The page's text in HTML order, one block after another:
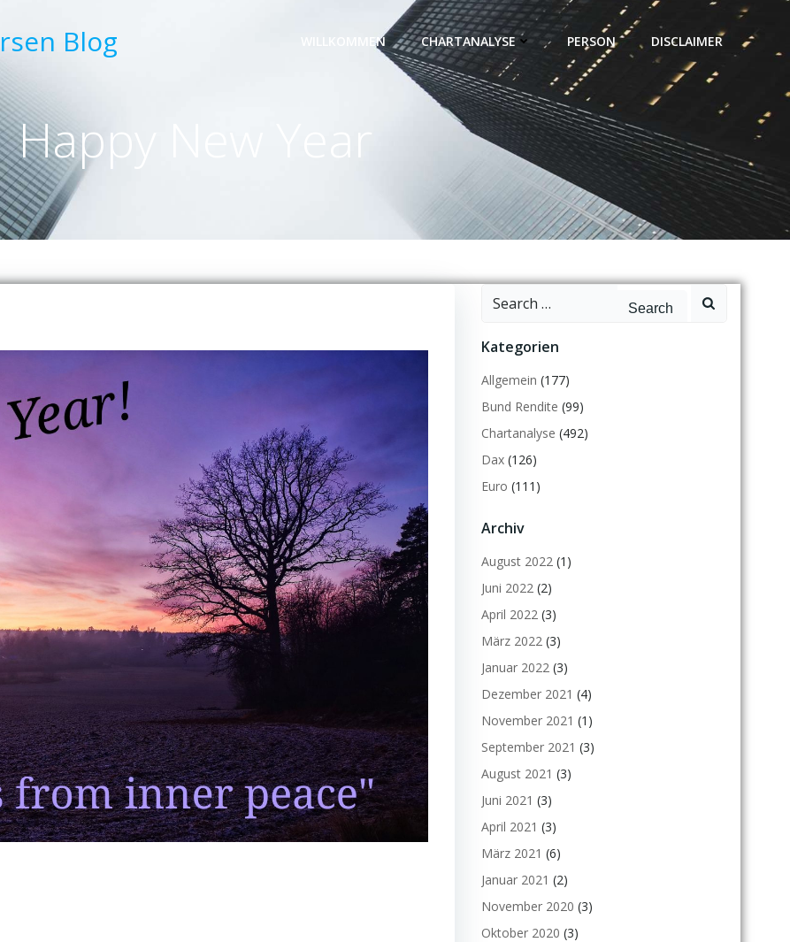
Blog WILLKOMMEN CHARTANALYSE PERSON DISCLAIMER
Happy New Year
Search
Kategorien
Allgemein (177)
Bund Rendite (99)
Chartanalyse (492)
Dax (126)
Euro (111)
Archiv
August 2022 (1)
Juni 2022 (2)
April 2022 (3)
März 2022 (3)
Januar 2022 (3)
Dezember 2021 (4)
November 2021 (1)
September 2021 (3)
August 2021 (3)
Juni 2021 (3)
April 2021 (3)
März 2021 (6)
Januar 2021 (2)
November 2020 (3)
Oktober 2020 (3)